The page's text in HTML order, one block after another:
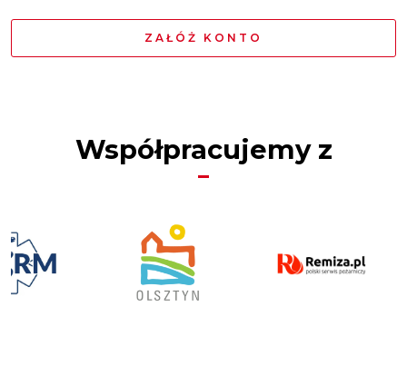
ZAŁÓŻ KONTO
Współpracujemy z